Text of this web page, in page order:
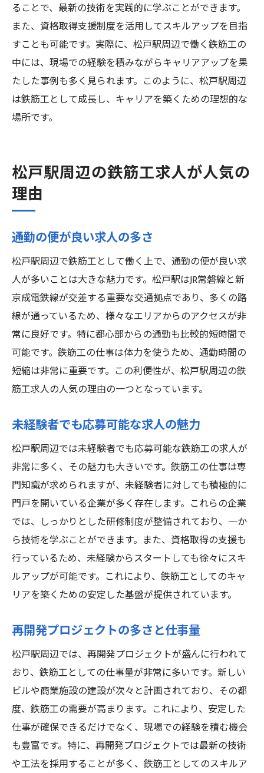
ることで、最新の技術を実践的に学ぶことができます。
また、資格取得支援制度を活用してスキルアップを目指
すことも可能です。実際に、松戸駅周辺で働く鉄筋工の
中には、現場での経験を積みながらキャリアアップを果
たした事例も多く見られます。このように、松戸駅周辺
は鉄筋工として成長し、キャリアを築くための理想的な
場所です。
松戸駅周辺の鉄筋工求人が人気の
理由
通勤の便が良い求人の多さ
松戸駅周辺で鉄筋工として働く上で、通勤の便が良い求
人が多いことは大きな魅力です。松戸駅はJR常磐線と新
京成電鉄線が交差する重要な交通拠点であり、多くの路
線が通っているため、様々なエリアからのアクセスが非
常に良好です。特に都心部からの通勤も比較的短時間で
可能です。鉄筋工の仕事は体力を使うため、通勤時間の
短縮は非常に重要です。この利便性が、松戸駅周辺の鉄
筋工求人の人気の理由の一つとなっています。
未経験者でも応募可能な求人の魅力
松戸駅周辺では未経験者でも応募可能な鉄筋工の求人が
非常に多く、その魅力も大きいです。鉄筋工の仕事は専
門知識が求められますが、未経験者に対しても積極的に
門戸を開いている企業が多く存在します。これらの企業
では、しっかりとした研修制度が整備されており、一か
ら技術を学ぶことができます。また、資格取得の支援も
行っているため、未経験からスタートしても徐々にスキ
ルアップが可能です。これにより、鉄筋工としてのキャ
リアを築くための安定した基盤が提供されています。
再開発プロジェクトの多さと仕事量
松戸駅周辺では、再開発プロジェクトが盛んに行われて
おり、鉄筋工としての仕事量が非常に多いです。新しい
ビルや商業施設の建設が次々と計画されており、その都
度、鉄筋工の需要が高まります。これにより、安定した
仕事が確保できるだけでなく、現場での経験を積む機会
も豊富です。特に、再開発プロジェクトでは最新の技術
や工法を採用することが多く、鉄筋工としてのスキルア